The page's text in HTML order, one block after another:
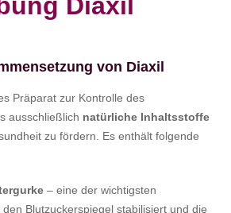
von Diaxil
Präparat zur Kontrolle des
ausschließlich natürliche Inhaltsstoffe
zu fördern. Es enthält folgende
– eine der wichtigsten
Blutzuckerspiegel stabilisiert und die